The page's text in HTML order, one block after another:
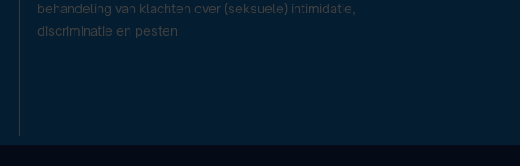
behandeling van klachten over (seksuele) intimidatie,
discriminatie en pesten